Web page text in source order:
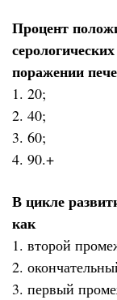
Процент
поражении
1. 20;
2. 40;
3. 60;
4. 90.+
В цикле
как
1. второй
2.
3. первый